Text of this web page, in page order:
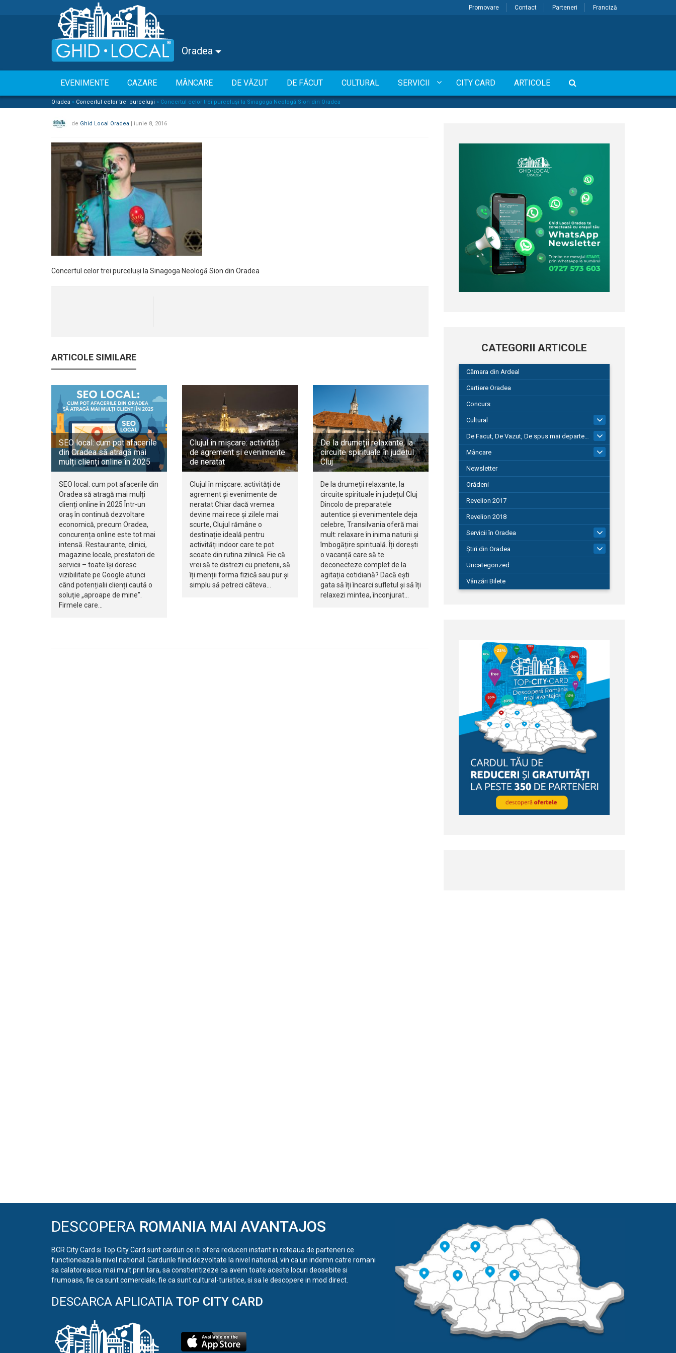
Promovare Contact Parteneri Franciză
Oradea
EVENIMENTE CAZARE MÂNCARE DE VĂZUT DE FĂCUT CULTURAL SERVICII CITY CARD ARTICOLE
Oradea » Concertul celor trei purceluși » Concertul celor trei purceluși la Sinagoga Neologă Sion din Oradea
de Ghid Local Oradea | iunie 8, 2016
Concertul celor trei purceluși la Sinagoga Neologă Sion din Oradea
ARTICOLE SIMILARE
SEO local: cum pot afacerile
din Oradea să atragă mai
mulți clienți online în 2025
SEO local: cum pot afacerile din
Oradea să atragă mai mulți
clienți online în 2025 Într-un
oraș în continuă dezvoltare
economică, precum Oradea,
concurența online este tot mai
intensă. Restaurante, clinici,
magazine locale, prestatori de
servicii – toate își doresc
vizibilitate pe Google atunci
când potențialii clienți caută o
soluție „aproape de mine”.
Firmele care…
Clujul în mișcare: activități
de agrement și evenimente
de neratat
Clujul în mișcare: activități de
agrement și evenimente de
neratat Chiar dacă vremea
devine mai rece și zilele mai
scurte, Clujul rămâne o
destinație ideală pentru
activități indoor care te pot
scoate din rutina zilnică. Fie că
vrei să te distrezi cu prietenii, să
îți menții forma fizică sau pur și
simplu să petreci câteva…
De la drumeții relaxante, la
circuite spirituale în județul
Cluj
De la drumeții relaxante, la
circuite spirituale în județul Cluj
Dincolo de preparatele
autentice și evenimentele deja
celebre, Transilvania oferă mai
mult: relaxare în inima naturii și
îmbogățire spirituală. Îți dorești
o vacanță care să te
deconecteze complet de la
agitația cotidiană? Dacă ești
gata să îți încarci sufletul și să îți
relaxezi mintea, înconjurat…
CATEGORII ARTICOLE
Cămara din Ardeal
Cartiere Oradea
Concurs
Cultural
De Facut, De Vazut, De spus mai departe…
580
Mâncare
Newsletter
Orădeni
Revelion 2017
Revelion 2018
Servicii în Oradea
104
Știri din Oradea
1.127
Uncategorized
Vânzări Bilete
DESCOPERA ROMANIA MAI AVANTAJOS
BCR City Card si Top City Card sunt carduri ce iti ofera reduceri instant in reteaua de parteneri ce
functioneaza la nivel national. Cardurile fiind dezvoltate la nivel national, vin ca un indemn catre romani
sa calatoreasca mai mult prin tara, sa constientizeze ca avem toate aceste locuri deosebite si
frumoase, fie ca sunt comerciale, fie ca sunt cultural-turistice, si sa le descopere in mod direct.
DESCARCA APLICATIA TOP CITY CARD